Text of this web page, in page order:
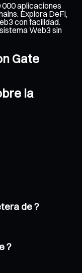
aplicaciones
Explora DeFi,
con facilidad.
Web3 sin
Gate
la
de ?
?